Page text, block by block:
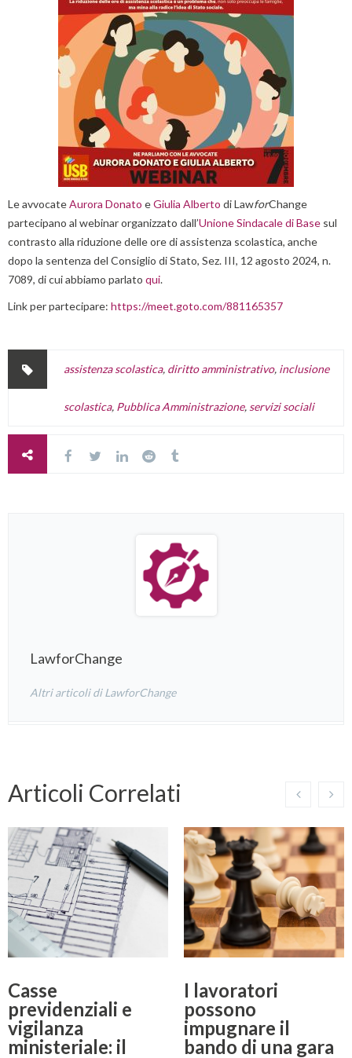
Le avvocateAurora Donato eGiulia Alberto di LawforChange
partecipano al webinar organizzato dall’Unione Sindacale di Base sul
contrasto alla riduzione delle ore di assistenza scolastica, anche
dopo la sentenza del Consiglio di Stato, Sez. III, 12 agosto 2024, n.
7089, di cui abbiamo parlato qui.
Link per partecipare: https://meet.goto.com/881165357
assistenza scolastica, diritto amministrativo, inclusione
scolastica, Pubblica Amministrazione, servizi sociali
LawforChange
Altri articoli di LawforChange
Articoli Correlati
Casse
previdenziali e
vigilanza
ministeriale: il
I lavoratori
possono
impugnare il
bando di una gara